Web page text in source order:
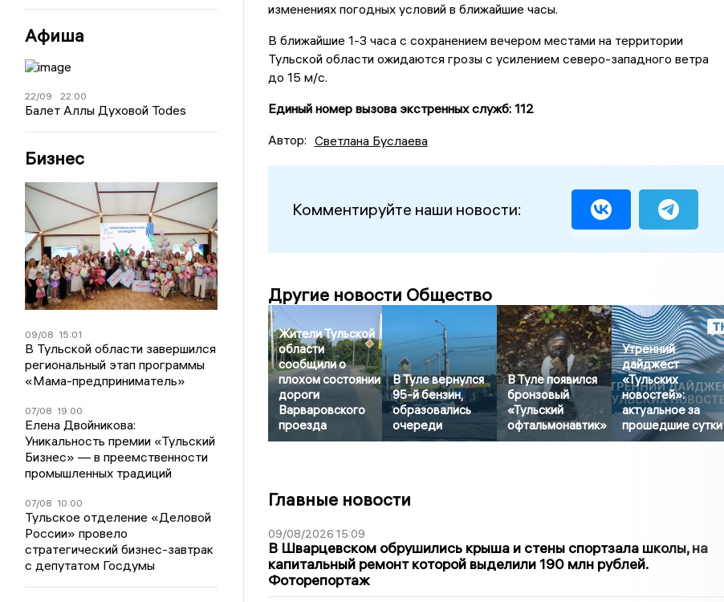
Афиша
22/09 22:00
Балет Аллы Духовой Todes
Бизнес
09/08 15:01
В Тульской области завершился
региональный этап программы
«Мама-предприниматель»
07/08 19:00
Елена Двойникова:
Уникальность премии «Тульский
Бизнес» — в преемственности
промышленных традиций
07/08 10:00
Тульское отделение «Деловой
России» провело
стратегический бизнес-завтрак
с депутатом Госдумы
изменениях погодных условий в ближайшие часы.
В ближайшие 1-3 часа с сохранением вечером местами на территории
Тульской области ожидаются грозы с усилением северо-западного ветра
до 15 м/с.
Единый номер вызова экстренных служб: 112
Автор: Светлана Буслаева
Комментируйте наши новости:
Другие новости Общество
Жители Тульской
области
сообщили о
плохом состоянии
дороги
Варваровского
проезда
В Туле вернулся
95-й бензин,
образовались
очереди
В Туле появился
бронзовый
«Тульский
офтальмонавтик»
Утренний
дайджест
«Тульских
новостей»:
актуальное за
прошедшие сутки
Главные новости
09/08/2026 15:09
В Шварцевском обрушились крыша и стены спортзала школы, на
капитальный ремонт которой выделили 190 млн рублей.
Фоторепортаж